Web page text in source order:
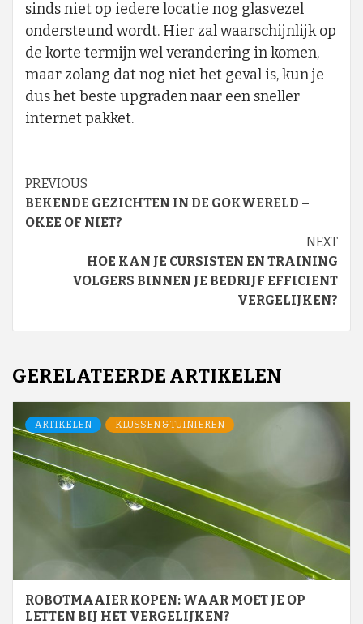
sinds niet op iedere locatie nog glasvezel
ondersteund wordt. Hier zal waarschijnlijk op
de korte termijn wel verandering in komen,
maar zolang dat nog niet het geval is, kun je
dus het beste upgraden naar een sneller
internet pakket.
Continue
Reading
PREVIOUS
BEKENDE GEZICHTEN IN DE GOKWERELD –
OKEE OF NIET?
NEXT
HOE KAN JE CURSISTEN EN TRAINING
VOLGERS BINNEN JE BEDRIJF EFFICIENT
VERGELIJKEN?
GERELATEERDE ARTIKELEN
ARTIKELEN KLUSSEN & TUINIEREN
ROBOTMAAIER KOPEN: WAAR MOET JE OP
LETTEN BIJ HET VERGELIJKEN?